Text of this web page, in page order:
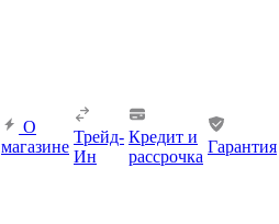
О
магазине
Трейд-
Ин
Кредит и
рассрочка
Гарантия